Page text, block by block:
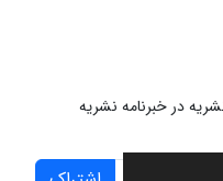
در خبرنامه نشریه